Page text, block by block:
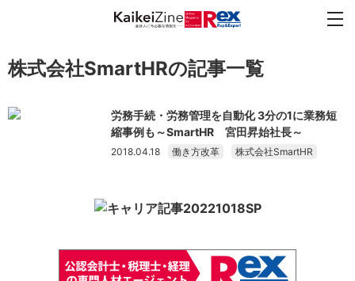
株式会社SmartHRの記事一覧
労務手続・労務管理を自動化 3分の1に業務短
縮事例も～SmartHR 宮田昇始社長～
2018.04.18 働き方改革 株式会社SmartHR